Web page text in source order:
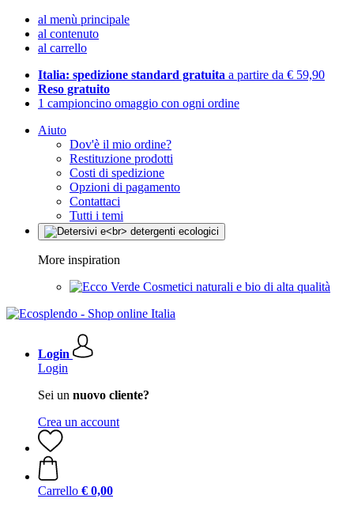
al menù principale
al contenuto
al carrello
Italia: spedizione standard gratuita a partire da € 59,90
Reso gratuito
1 campioncino omaggio con ogni ordine
Aiuto
Dov'è il mio ordine?
Restituzione prodotti
Costi di spedizione
Opzioni di pagamento
Contattaci
Tutti i temi
More inspiration
Cosmetici naturali e bio di alta qualità
Login
Login
Sei un nuovo cliente?
Crea un account
Carrello € 0,00